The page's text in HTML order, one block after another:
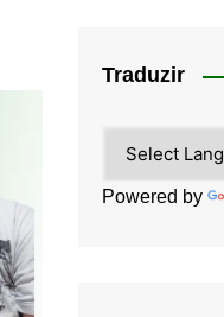
Traduzir
Powered by